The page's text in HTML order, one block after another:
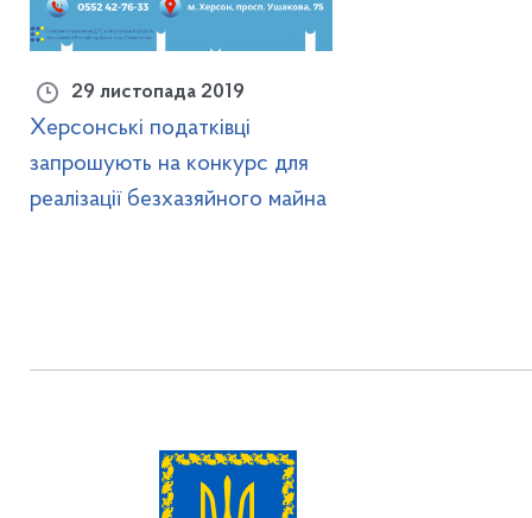
29 листопада 2019
Херсонські податківці
запрошують на конкурс для
реалізації безхазяйного майна